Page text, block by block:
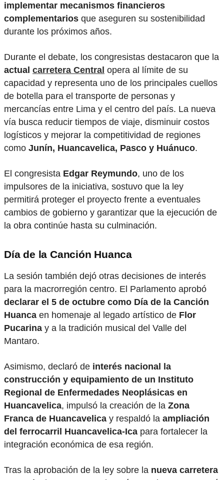
implementar mecanismos financieros
complementarios que aseguren su sostenibilidad
durante los próximos años.
Durante el debate, los congresistas destacaron que la
actual carretera Central opera al límite de su
capacidad y representa uno de los principales cuellos
de botella para el transporte de personas y
mercancías entre Lima y el centro del país. La nueva
vía busca reducir tiempos de viaje, disminuir costos
logísticos y mejorar la competitividad de regiones
como Junín, Huancavelica, Pasco y Huánuco.
El congresista Edgar Reymundo, uno de los
impulsores de la iniciativa, sostuvo que la ley
permitirá proteger el proyecto frente a eventuales
cambios de gobierno y garantizar que la ejecución de
la obra continúe hasta su culminación.
Día de la Canción Huanca
La sesión también dejó otras decisiones de interés
para la macrorregión centro. El Parlamento aprobó
declarar el 5 de octubre como Día de la Canción
Huanca en homenaje al legado artístico de Flor
Pucarina y a la tradición musical del Valle del
Mantaro.
Asimismo, declaró de interés nacional la
construcción y equipamiento de un Instituto
Regional de Enfermedades Neoplásicas en
Huancavelica, impulsó la creación de la Zona
Franca de Huancavelica y respaldó la ampliación
del ferrocarril Huancavelica-Ica para fortalecer la
integración económica de esa región.
Tras la aprobación de la ley sobre la nueva carretera